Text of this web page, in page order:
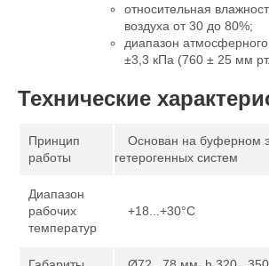
относительная
воздуха от 30 до 80%;
диапазон
±3,3 кПа (760 ± 25 мм рт.
Технические
Принцип
работы
Основан на буферном
гетерогенных систем
Диапазон
рабочих
температур
+18...+30°С